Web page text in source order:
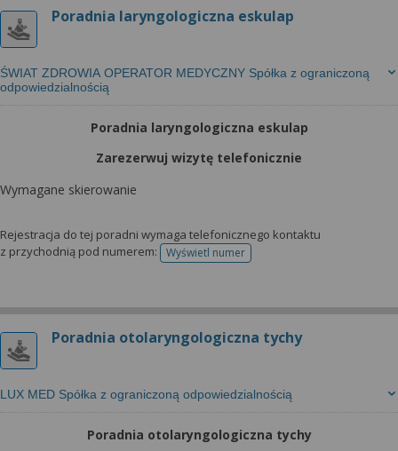
Poradnia laryngologiczna eskulap
ŚWIAT ZDROWIA OPERATOR MEDYCZNY Spółka z ograniczoną
odpowiedzialnością
Poradnia laryngologiczna eskulap
Zarezerwuj wizytę telefonicznie
Wymagane skierowanie
Rejestracja do tej poradni wymaga telefonicznego kontaktu
z przychodnią pod numerem:
Wyświetl numertelefonu do rejestracji
Poradnia otolaryngologiczna tychy
LUX MED Spółka z ograniczoną odpowiedzialnością
Poradnia otolaryngologiczna tychy